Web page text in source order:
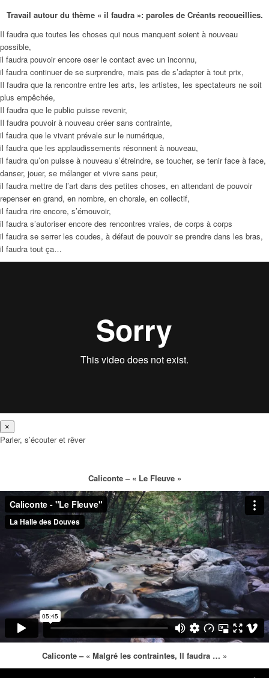
Travail autour du thème « il faudra »: paroles de Créants reccueillies.
Il faudra que toutes les choses qui nous manquent soient à nouveau
possible,
il faudra pouvoir encore oser le contact avec un inconnu,
il faudra continuer de se surprendre, mais pas de s’adapter à tout prix,
Il faudra que la rencontre entre les arts, les artistes, les spectateurs ne soit
plus empêchée,
Il faudra que le public puisse revenir,
Il faudra pouvoir à nouveau créer sans contrainte,
il faudra que le vivant prévale sur le numérique,
il faudra que les applaudissements résonnent à nouveau,
il faudra qu’on puisse à nouveau s’étreindre, se toucher, se tenir face à face,
danser, jouer, se mélanger et vivre sans peur,
il faudra mettre de l’art dans des petites choses, en attendant de pouvoir
repenser en grand, en nombre, en chorale, en collectif,
il faudra rire encore, s’émouvoir,
il faudra s’autoriser encore des rencontres vraies, de corps à corps
il faudra se serrer les coudes, à défaut de pouvoir se prendre dans les bras,
il faudra tout ça…
×
Parler, s’écouter et rêver
Caliconte – « Le Fleuve »
Caliconte – « Malgré les contraintes, Il faudra … »